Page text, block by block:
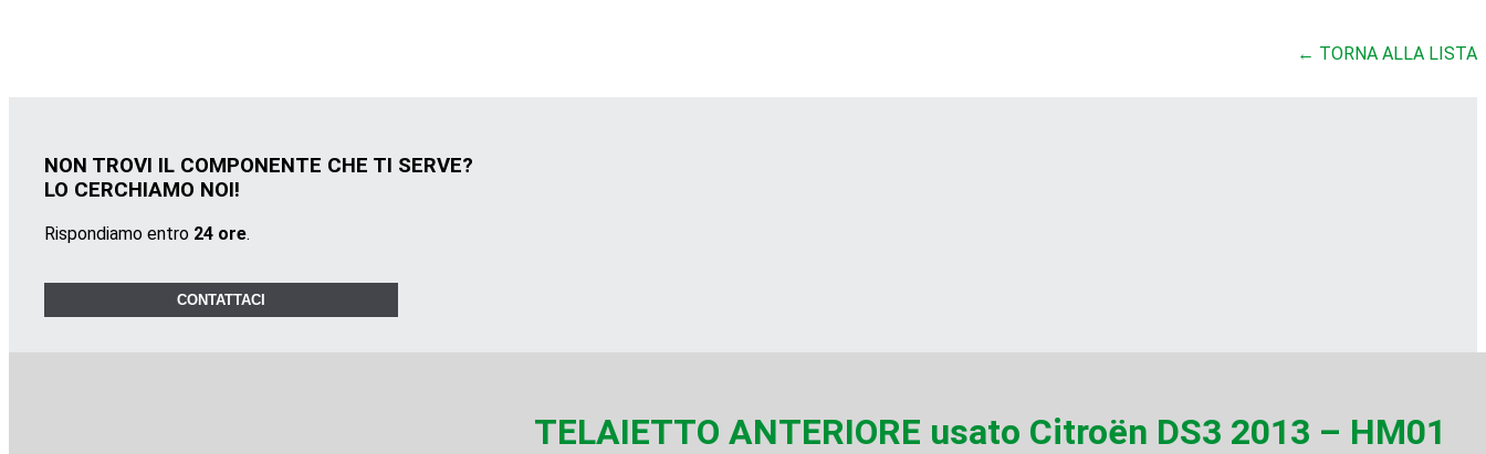
← TORNA ALLA LISTA
NON TROVI IL COMPONENTE CHE TI SERVE?
LO CERCHIAMO NOI!
Rispondiamo entro 24 ore.
CONTATTACI
TELAIETTO ANTERIORE usato Citroën DS3 2013 – HM01